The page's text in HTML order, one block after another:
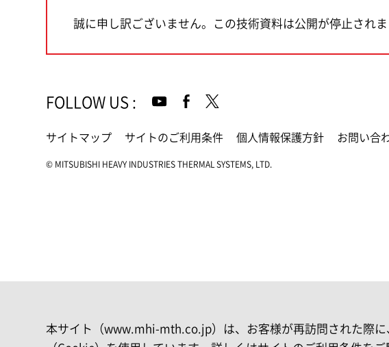
誠に申し訳ございません。この技術資料は公開が停止されま
FOLLOW US :
サイトマップ サイトのご利用条件 個人情報保護方針 お問い合
© MITSUBISHI HEAVY INDUSTRIES THERMAL SYSTEMS, LTD.
本サイト（www.mhi-mth.co.jp）は、お客様が再訪問された際